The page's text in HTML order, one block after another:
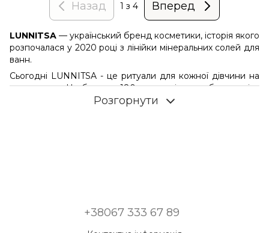
Назад 1 з 4 Вперед
LUNNITSA — український бренд косметики, історія якого
розпочалася у 2020 році з лінійки мінеральних солей для
ванн.
Сьогодні LUNNITSA - це ритуали для кожної дівчини на
кожен день. Це близько 180 продуктів для обличчя, тіла
та волосся, а також натуральні комплекси для краси та
себе через ритуали догляду.
Розгорнути
+38067 333 67 89